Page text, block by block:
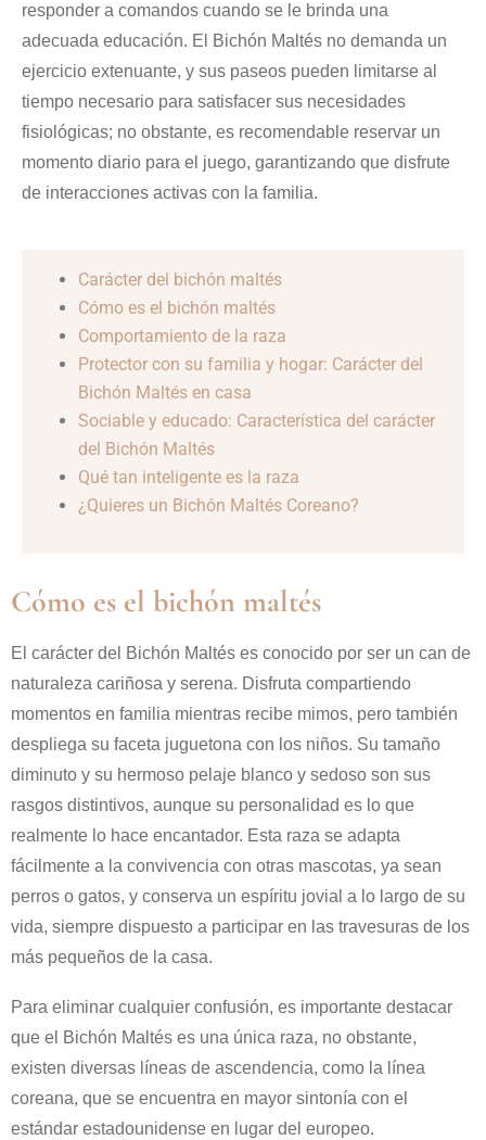
responder a comandos cuando se le brinda una
adecuada educación. El Bichón Maltés no demanda un
ejercicio extenuante, y sus paseos pueden limitarse al
tiempo necesario para satisfacer sus necesidades
fisiológicas; no obstante, es recomendable reservar un
momento diario para el juego, garantizando que disfrute
de interacciones activas con la familia.
Carácter del bichón maltés
Cómo es el bichón maltés
Comportamiento de la raza
Protector con su familia y hogar: Carácter del
Bichón Maltés en casa
Sociable y educado: Característica del carácter
del Bichón Maltés
Qué tan inteligente es la raza
¿Quieres un Bichón Maltés Coreano?
Cómo es el bichón maltés
El carácter del Bichón Maltés es conocido por ser un can de
naturaleza cariñosa y serena. Disfruta compartiendo
momentos en familia mientras recibe mimos, pero también
despliega su faceta juguetona con los niños. Su tamaño
diminuto y su hermoso pelaje blanco y sedoso son sus
rasgos distintivos, aunque su personalidad es lo que
realmente lo hace encantador. Esta raza se adapta
fácilmente a la convivencia con otras mascotas, ya sean
perros o gatos, y conserva un espíritu jovial a lo largo de su
vida, siempre dispuesto a participar en las travesuras de los
más pequeños de la casa.
Para eliminar cualquier confusión, es importante destacar
que el Bichón Maltés es una única raza, no obstante,
existen diversas líneas de ascendencia, como la línea
coreana, que se encuentra en mayor sintonía con el
estándar estadounidense en lugar del europeo.